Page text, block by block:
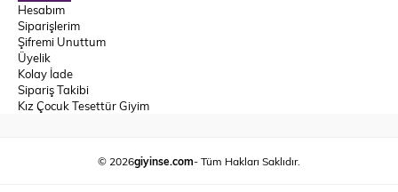
Hesabım
Siparişlerim
Şifremi Unuttum
Üyelik
Kolay İade
Sipariş Takibi
Kız Çocuk Tesettür Giyim
© 2026giyinse.com- Tüm Hakları Saklıdır.